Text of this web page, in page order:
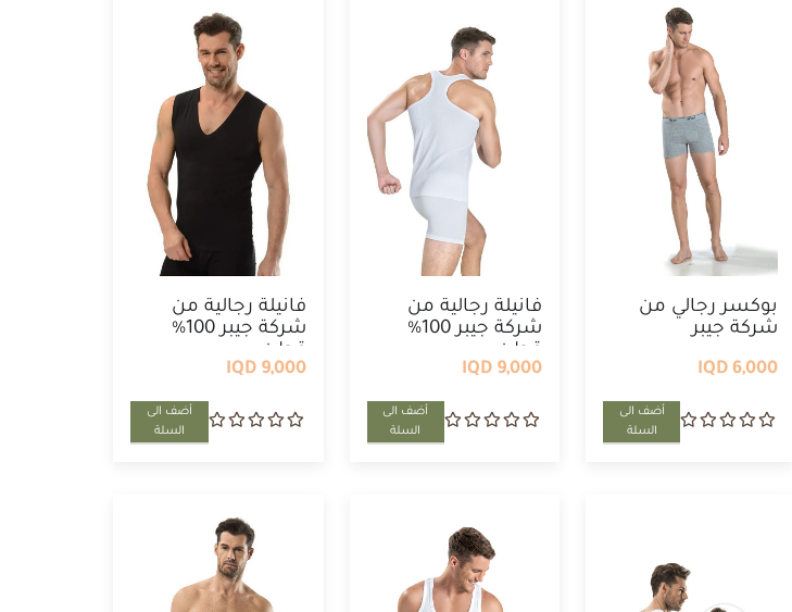
بوكسر رجالي من
شركة جيبر
6,000 IQD
أضف الى
السلة
فانيلة رجالية من
شركة جيبر 100%
قطن
9,000 IQD
أضف الى
السلة
فانيلة رجالية من
شركة جيبر 100%
قطن
9,000 IQD
أضف الى
السلة